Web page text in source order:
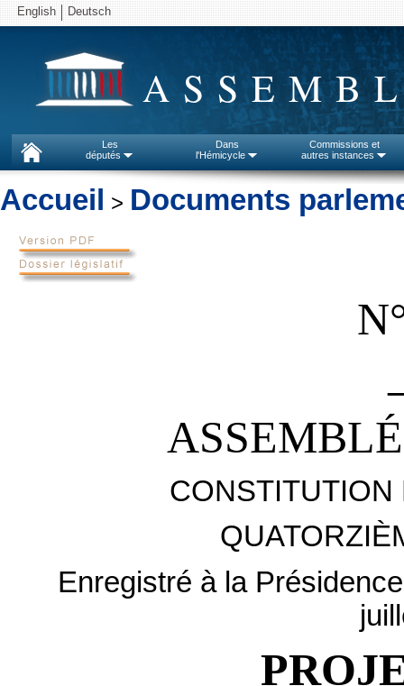
English Deutsch
Les
députés
Dans
l'Hémicycle
Commissions et
autres instances
Accueil > Documents
CONSTITUTION
Enregistré à la